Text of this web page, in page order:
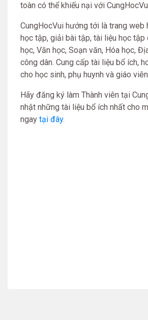
toàn có thể khiếu nại với
CungHocVui hướng tới là trang web
học tập, giải bài tập, tài liệu học tập
học, Văn học, Soạn văn, Hóa học,
công dân. Cung cấp tài liệu bổ ích,
cho học sinh, phụ huynh và giáo
Hãy đăng ký làm Thành viên tại
nhật những tài liệu bổ ích nhất cho
ngay tại đây.